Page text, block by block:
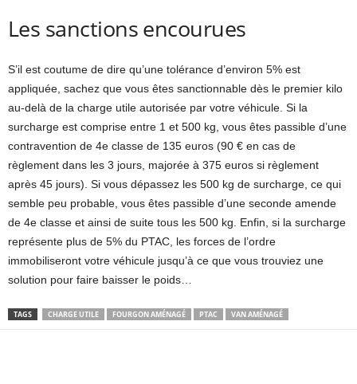
Les sanctions encourues
S’il est coutume de dire qu’une tolérance d’environ 5% est
appliquée, sachez que vous êtes sanctionnable dès le premier kilo
au-delà de la charge utile autorisée par votre véhicule. Si la
surcharge est comprise entre 1 et 500 kg, vous êtes passible d’une
contravention de 4e classe de 135 euros (90 € en cas de
règlement dans les 3 jours, majorée à 375 euros si règlement
après 45 jours). Si vous dépassez les 500 kg de surcharge, ce qui
semble peu probable, vous êtes passible d’une seconde amende
de 4e classe et ainsi de suite tous les 500 kg. Enfin, si la surcharge
représente plus de 5% du PTAC, les forces de l’ordre
immobiliseront votre véhicule jusqu’à ce que vous trouviez une
solution pour faire baisser le poids…
TAGS CHARGE UTILE FOURGON AMÉNAGÉ PTAC VAN AMÉNAGÉ